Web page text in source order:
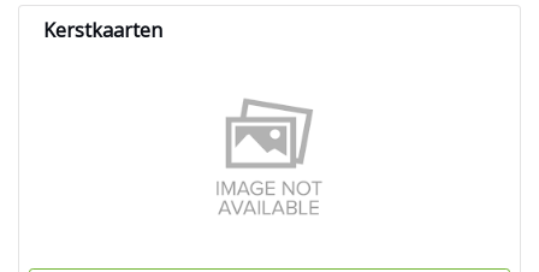
Kerstkaarten